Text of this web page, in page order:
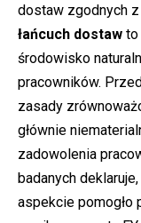
dostaw zgodnych
łańcuch dostaw to
środowisko
pracowników.
zasady
głównie
zadowolenia
badanych
aspekcie pomogło